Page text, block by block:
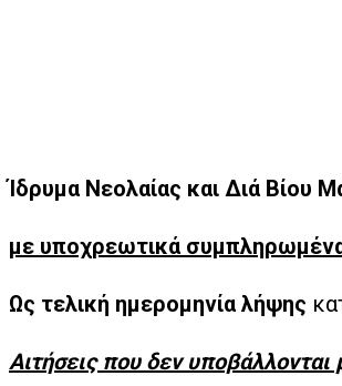
Ίδρυμα Νεολαίας και Διά
με υποχρεωτικά
Ως τελική ημερομηνία λήψης
Αιτήσεις που δεν